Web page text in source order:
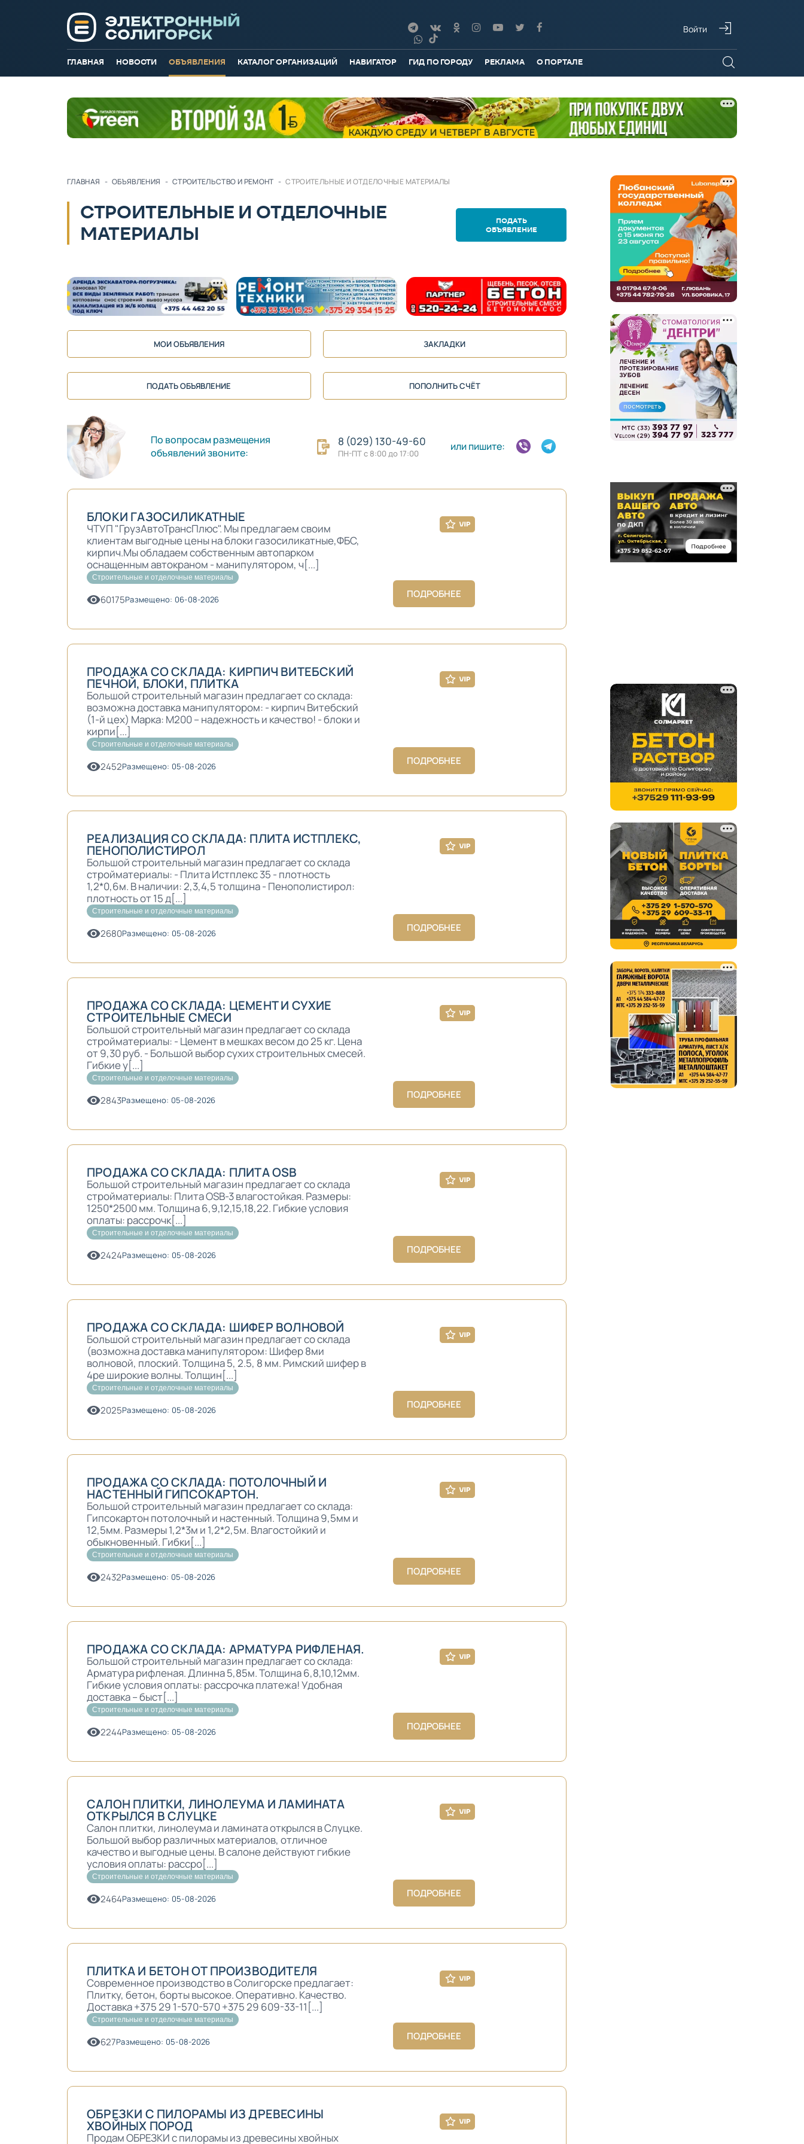
Войти
ГЛАВНАЯ НОВОСТИ ОБЪЯВЛЕНИЯ КАТАЛОГ ОРГАНИЗАЦИЙ НАВИГАТОР ГИД ПО ГОРОДУ РЕКЛАМА О ПОРТАЛЕ
ГЛАВНАЯ - ОБЪЯВЛЕНИЯ - СТРОИТЕЛЬСТВО И РЕМОНТ - СТРОИТЕЛЬНЫЕ И ОТДЕЛОЧНЫЕ МАТЕРИАЛЫ
СТРОИТЕЛЬНЫЕ И ОТДЕЛОЧНЫЕ
МАТЕРИАЛЫ
ПОДАТЬ
ОБЪЯВЛЕНИЕ
МОИ ОБЪЯВЛЕНИЯ ЗАКЛАДКИ
ПОДАТЬ ОБЪЯВЛЕНИЕ ПОПОЛНИТЬ СЧЁТ
По вопросам размещения
объявлений звоните:
8 (029) 130-49-60
ПН-ПТ с 8:00 до 17:00
или пишите:
БЛОКИ ГАЗОСИЛИКАТНЫЕ
ЧТУП "ГрузАвтоТрансПлюс". Мы предлагаем своим
клиентам выгодные цены на блоки газосиликатные,ФБС,
кирпич.Мы обладаем собственным автопарком
оснащенным автокраном - манипулятором, ч[...]
Строительные и отделочные материалы
60175Размещено: 06-08-2026 ПОДРОБНЕЕ
ПРОДАЖА СО СКЛАДА: КИРПИЧ ВИТЕБСКИЙ
ПЕЧНОЙ, БЛОКИ, ПЛИТКА
Большой строительный магазин предлагает со склада:
возможна доставка манипулятором: - кирпич Витебский
(1-й цех) Марка: М200 – надежность и качество! - блоки и
кирпи[...]
Строительные и отделочные материалы
2452Размещено: 05-08-2026 ПОДРОБНЕЕ
РЕАЛИЗАЦИЯ СО СКЛАДА: ПЛИТА ИСТПЛЕКС,
ПЕНОПОЛИСТИРОЛ
Большой строительный магазин предлагает со склада
стройматериалы: - Плита Истплекс 35 - плотность
1,2*0,6м. В наличии: 2,3,4,5 толщина - Пенополистирол:
плотность от 15 д[...]
Строительные и отделочные материалы
2680Размещено: 05-08-2026 ПОДРОБНЕЕ
ПРОДАЖА СО СКЛАДА: ЦЕМЕНТ И СУХИЕ
СТРОИТЕЛЬНЫЕ СМЕСИ
Большой строительный магазин предлагает со склада
стройматериалы: - Цемент в мешках весом до 25 кг. Цена
от 9,30 руб. - Большой выбор сухих строительных смесей.
Гибкие у[...]
Строительные и отделочные материалы
2843Размещено: 05-08-2026 ПОДРОБНЕЕ
ПРОДАЖА СО СКЛАДА: ПЛИТА OSB
Большой строительный магазин предлагает со склада
стройматериалы: Плита OSB-3 влагостойкая. Размеры:
1250*2500 мм. Толщина 6,9,12,15,18,22. Гибкие условия
оплаты: рассрочк[...]
Строительные и отделочные материалы
2424Размещено: 05-08-2026 ПОДРОБНЕЕ
ПРОДАЖА СО СКЛАДА: ШИФЕР ВОЛНОВОЙ
Большой строительный магазин предлагает со склада
(возможна доставка манипулятором: Шифер 8ми
волновой, плоский. Толщина 5, 2.5, 8 мм. Римский шифер в
4ре широкие волны. Толщин[...]
Строительные и отделочные материалы
2025Размещено: 05-08-2026 ПОДРОБНЕЕ
ПРОДАЖА СО СКЛАДА: ПОТОЛОЧНЫЙ И
НАСТЕННЫЙ ГИПСОКАРТОН.
Большой строительный магазин предлагает со склада:
Гипсокартон потолочный и настенный. Толщина 9,5мм и
12,5мм. Размеры 1,2*3м и 1,2*2,5м. Влагостойкий и
обыкновенный. Гибки[...]
Строительные и отделочные материалы
2432Размещено: 05-08-2026 ПОДРОБНЕЕ
ПРОДАЖА СО СКЛАДА: АРМАТУРА РИФЛЕНАЯ.
Большой строительный магазин предлагает со склада:
Арматура рифленая. Длинна 5,85м. Толщина 6,8,10,12мм.
Гибкие условия оплаты: рассрочка платежа! Удобная
доставка – быст[...]
Строительные и отделочные материалы
2244Размещено: 05-08-2026 ПОДРОБНЕЕ
САЛОН ПЛИТКИ, ЛИНОЛЕУМА И ЛАМИНАТА
ОТКРЫЛСЯ В СЛУЦКЕ
Салон плитки, линолеума и ламината открылся в Слуцке.
Большой выбор различных материалов, отличное
качество и выгодные цены. В салоне действуют гибкие
условия оплаты: рассро[...]
Строительные и отделочные материалы
2464Размещено: 05-08-2026 ПОДРОБНЕЕ
ПЛИТКА И БЕТОН ОТ ПРОИЗВОДИТЕЛЯ
Современное производство в Солигорске предлагает:
Плитку, бетон, борты высокое. Оперативно. Качество.
Доставка +375 29 1-570-570 +375 29 609-33-11[...]
Строительные и отделочные материалы
627Размещено: 05-08-2026 ПОДРОБНЕЕ
ОБРЕЗКИ С ПИЛОРАМЫ ИЗ ДРЕВЕСИНЫ
ХВОЙНЫХ ПОРОД
Продам ОБРЕЗКИ с пилорамы из древесины хвойных